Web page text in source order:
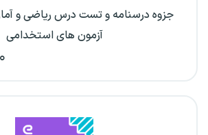
جزوه درسنامه و تست درس ریاضی و
آزمون های استخدامی